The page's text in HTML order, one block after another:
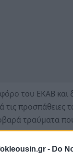
- Do
του ΕΚΑΒ και
τις
τραύματα
για